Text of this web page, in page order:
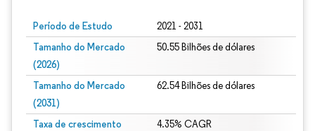
Período de Estudo 2021 - 2031
Tamanho do Mercado
(2026)
50.55 Bilhões de dólares
Tamanho do Mercado
(2031)
62.54 Bilhões de dólares
Taxa de crescimento
4.35% CAGR